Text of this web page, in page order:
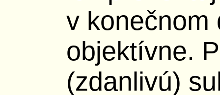
v konečnom
objektívne.
(zdanlivú)